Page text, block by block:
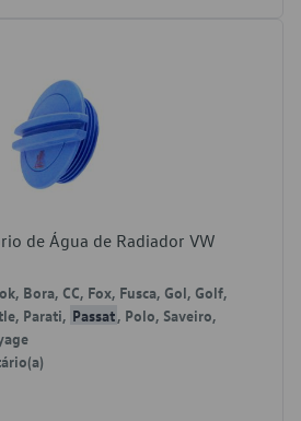
de Água de Radiador VW
Bora, CC, Fox, Fusca, Gol, Golf,
Parati, Passat, Polo, Saveiro,